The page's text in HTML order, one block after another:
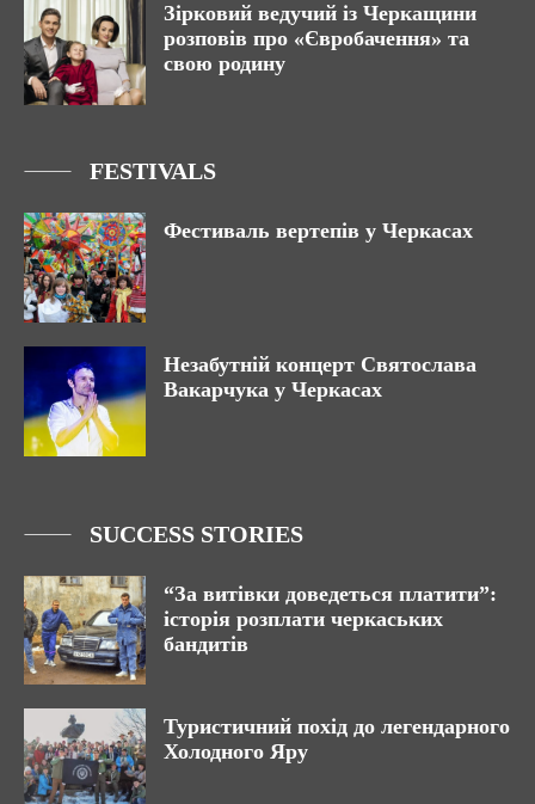
Зірковий ведучий із Черкащини
розповів про «Євробачення» та
свою родину
FESTIVALS
Фестиваль вертепів у Черкасах
Незабутній концерт Святослава
Вакарчука у Черкасах
SUCCESS STORIES
“За витівки доведеться платити”:
історія розплати черкаських
бандитів
Туристичний похід до легендарного
Холодного Яру